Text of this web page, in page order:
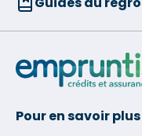
Pour en savoir plus